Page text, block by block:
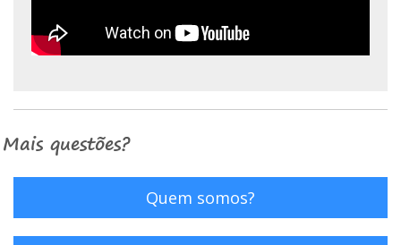
Mais questões?
Quem somos?